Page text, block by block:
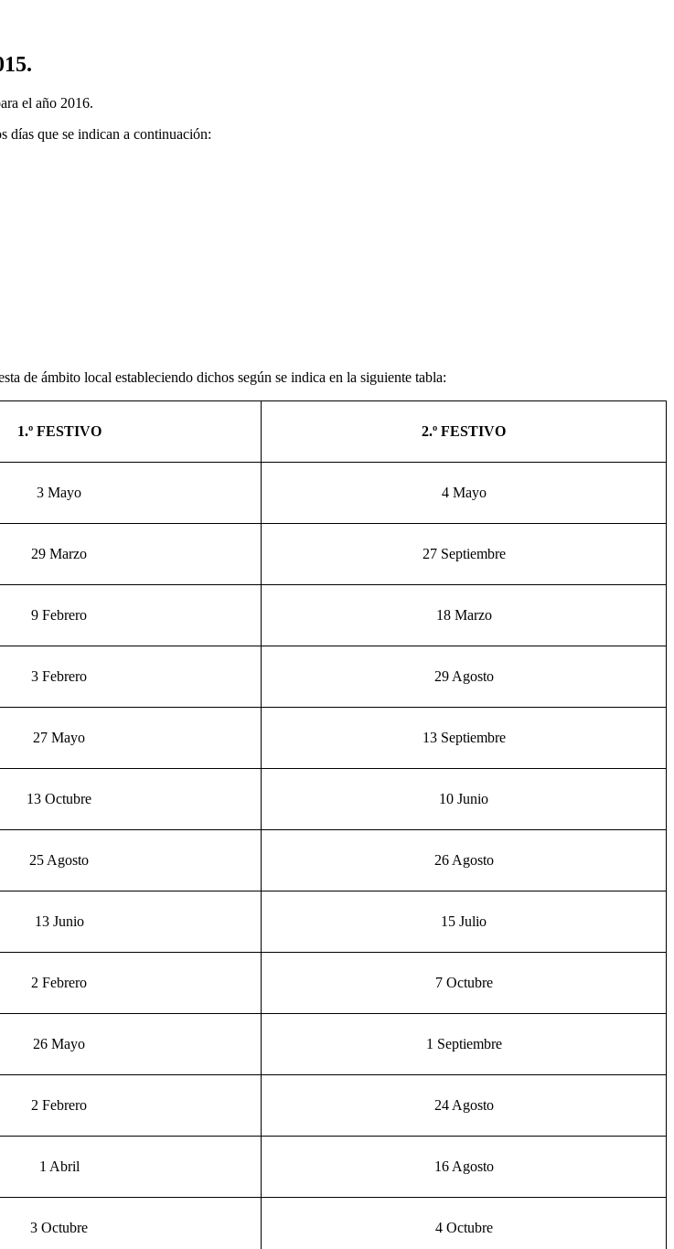
el año 2016.
días que se indican a continuación:
de ámbito local estableciendo dichos según se indica en la siguiente tabla:
1.º FESTIVO 2.º FESTIVO
3 Mayo 4 Mayo
29 Marzo 27 Septiembre
9 Febrero 18 Marzo
3 Febrero 29 Agosto
27 Mayo 13 Septiembre
13 Octubre 10 Junio
25 Agosto 26 Agosto
13 Junio 15 Julio
2 Febrero 7 Octubre
26 Mayo 1 Septiembre
2 Febrero 24 Agosto
1 Abril 16 Agosto
3 Octubre 4 Octubre